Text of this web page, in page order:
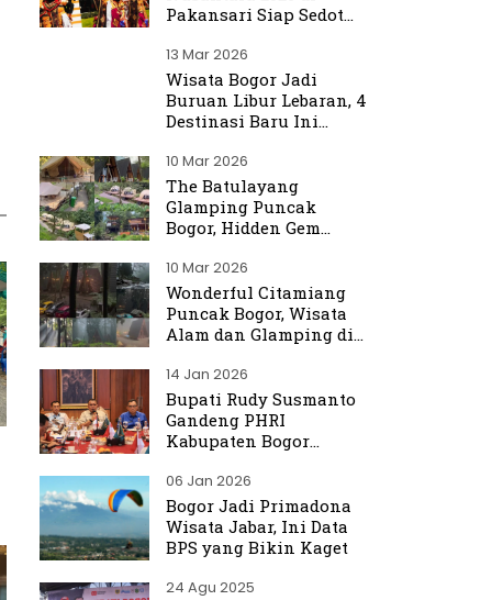
Pakansari Siap Sedot
13 Mar 2026
Wisata Bogor Jadi
Buruan Libur Lebaran, 4
Destinasi Baru Ini
10 Mar 2026
The Batulayang
Glamping Puncak
Bogor, Hidden Gem
yang Menenangkan
10 Mar 2026
Wonderful Citamiang
Puncak Bogor, Wisata
Alam dan Glamping di
14 Jan 2026
Bupati Rudy Susmanto
Gandeng PHRI
Kabupaten Bogor
Sektor Pariwisata
06 Jan 2026
Bogor Jadi Primadona
Wisata Jabar, Ini Data
BPS yang Bikin Kaget
24 Agu 2025